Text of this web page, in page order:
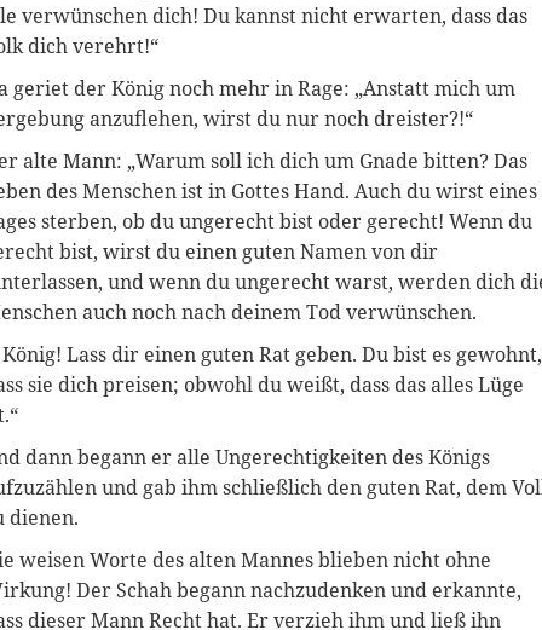
verwünschen dich! Du kannst nicht erwarten, dass das
dich verehrt!“
geriet der König noch mehr in Rage: „Anstatt mich um
anzuflehen, wirst du nur noch dreister?!“
alte Mann: „Warum soll ich dich um Gnade bitten? Das
des Menschen ist in Gottes Hand. Auch du wirst eines
sterben, ob du ungerecht bist oder gerecht! Wenn du
bist, wirst du einen guten Namen von dir
und wenn du ungerecht warst, werden dich
auch noch nach deinem Tod verwünschen.
Lass dir einen guten Rat geben. Du bist es gewohnt,
sie dich preisen; obwohl du weißt, dass das alles Lüge
dann begann er alle Ungerechtigkeiten des Königs
und gab ihm schließlich den guten Rat, dem
dienen.
weisen Worte des alten Mannes blieben nicht ohne
Der Schah begann nachzudenken und erkannte,
dieser Mann Recht hat. Er verzieh ihm und ließ ihn